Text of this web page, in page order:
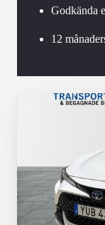
Godkända
12